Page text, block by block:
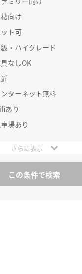
向け
ト可
・ハイグレード
なしOK
ターネット無料
あり
場あり
さらに表示